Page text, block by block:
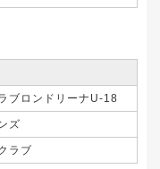
ブロンドリーナU-18
ズ
ラブ